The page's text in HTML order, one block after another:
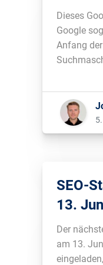
Seiten
Dieses
Google
Anfang
ein. Seit
diesem
SEO-
13.
Der
am 13.